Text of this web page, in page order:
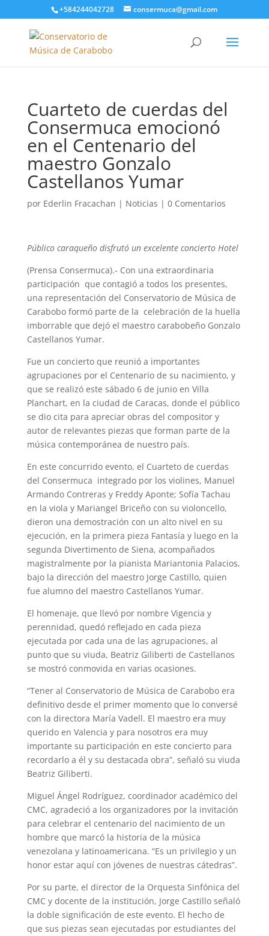
+584244042728 consermuca@gmail.com
Cuarteto de cuerdas del
Consermuca emocionó
en el Centenario del
maestro Gonzalo
Castellanos Yumar
por Ederlin Fracachan | Noticias | 0 Comentarios
Público caraqueño disfrutó un excelente concierto Hotel
(Prensa Consermuca).- Con una extraordinaria
participación que contagió a todos los presentes,
una representación del Conservatorio de Música de
Carabobo formó parte de la celebración de la huella
imborrable que dejó el maestro carabobeño Gonzalo
Castellanos Yumar.
Fue un concierto que reunió a importantes
agrupaciones por el Centenario de su nacimiento, y
que se realizó este sábado 6 de junio en Villa
Planchart, en la ciudad de Caracas, donde el público
se dio cita para apreciar obras del compositor y
autor de relevantes piezas que forman parte de la
música contemporánea de nuestro país.
En este concurrido evento, el Cuarteto de cuerdas
del Consermuca integrado por los violines, Manuel
Armando Contreras y Freddy Aponte; Sofía Tachau
en la viola y Mariangel Briceño con su violoncello,
dieron una demostración con un alto nivel en su
ejecución, en la primera pieza Fantasía y luego en la
segunda Divertimento de Siena, acompañados
magistralmente por la pianista Mariantonia Palacios,
bajo la dirección del maestro Jorge Castillo, quien
fue alumno del maestro Castellanos Yumar.
El homenaje, que llevó por nombre Vigencia y
perennidad, quedó reflejado en cada pieza
ejecutada por cada una de las agrupaciones, al
punto que su viuda, Beatriz Giliberti de Castellanos
se mostró conmovida en varias ocasiones.
“Tener al Conservatorio de Música de Carabobo era
definitivo desde el primer momento que lo conversé
con la directora María Vadell. El maestro era muy
querido en Valencia y para nosotros era muy
importante su participación en este concierto para
recordarlo a él y su destacada obra”, señaló su viuda
Beatriz Giliberti.
Miguel Ángel Rodríguez, coordinador académico del
CMC, agradeció a los organizadores por la invitación
para celebrar el centenario del nacimiento de un
hombre que marcó la historia de la música
venezolana y latinoamericana. “Es un privilegio y un
honor estar aquí con jóvenes de nuestras cátedras”.
Por su parte, el director de la Orquesta Sinfónica del
CMC y docente de la institución, Jorge Castillo señaló
la doble significación de este evento. El hecho de
que sus piezas sean ejecutadas por estudiantes del